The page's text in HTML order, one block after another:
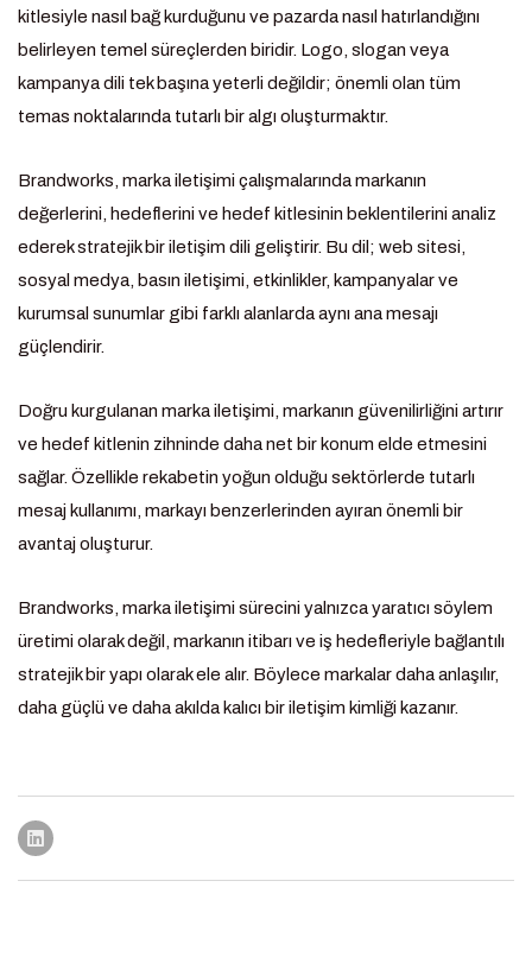
kitlesiyle nasıl bağ kurduğunu ve pazarda nasıl hatırlandığını
belirleyen temel süreçlerden biridir. Logo, slogan veya
kampanya dili tek başına yeterli değildir; önemli olan tüm
temas noktalarında tutarlı bir algı oluşturmaktır.
Brandworks, marka iletişimi çalışmalarında markanın
değerlerini, hedeflerini ve hedef kitlesinin beklentilerini analiz
ederek stratejik bir iletişim dili geliştirir. Bu dil; web sitesi,
sosyal medya, basın iletişimi, etkinlikler, kampanyalar ve
kurumsal sunumlar gibi farklı alanlarda aynı ana mesajı
güçlendirir.
Doğru kurgulanan marka iletişimi, markanın güvenilirliğini artırır
ve hedef kitlenin zihninde daha net bir konum elde etmesini
sağlar. Özellikle rekabetin yoğun olduğu sektörlerde tutarlı
mesaj kullanımı, markayı benzerlerinden ayıran önemli bir
avantaj oluşturur.
Brandworks, marka iletişimi sürecini yalnızca yaratıcı söylem
üretimi olarak değil, markanın itibarı ve iş hedefleriyle bağlantılı
stratejik bir yapı olarak ele alır. Böylece markalar daha anlaşılır,
daha güçlü ve daha akılda kalıcı bir iletişim kimliği kazanır.